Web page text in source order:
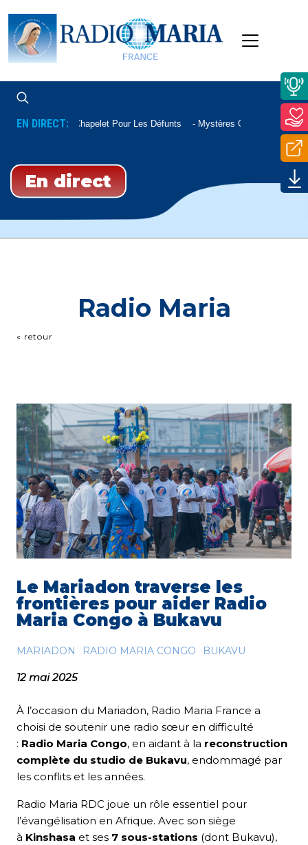
EN DIRECT: Chapelet Pour Les Défunts Mystères Glorieux
En direct
Radio Maria
« retour
Le Mariadon traverse les
frontières pour aider Radio
Maria Congo à Bukavu
MARIADON RADIO MARIA CONGO BUKAVU
12 mai 2025
À l’occasion du Mariadon, Radio Maria France a
choisi de soutenir une radio sœur en difficulté
: Radio Maria Congo, en aidant à la reconstruction
complète du studio de Bukavu, endommagé par
les conflits et les années.
Radio Maria RDC joue un rôle essentiel pour
l’évangélisation en Afrique. Avec son siège
à Kinshasa et ses 7 sous-stations (dont Bukavu),